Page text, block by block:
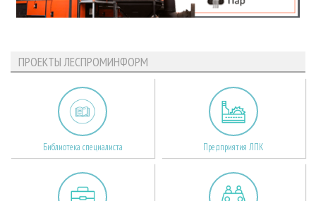
ПРОЕКТЫ ЛЕСПРОМИНФОРМ
Библиотека специалиста Предприятия ЛПК